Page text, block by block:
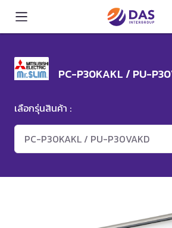
PC-P30KAKL / PU-
เลือกรุ่นสินค้า :
PC-P30KAKL / PU-P30VAKD